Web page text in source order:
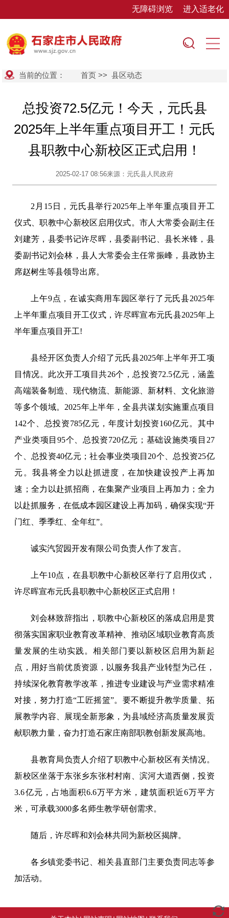
无障碍浏览 进入适老化
当前的位置： 首页 >>县区动态
总投资72.5亿元！今天，元氏县
2025年上半年重点项目开工！元氏
县职教中心新校区正式启用！
2025-02-17 08:56来源：元氏县人民政府
2月15日，元氏县举行2025年上半年重点项目开工
仪式、职教中心新校区启用仪式。市人大常委会副主任
刘建芳，县委书记许尽晖，县委副书记、县长米锋，县
委副书记刘会林，县人大常委会主任常振峰，县政协主
席赵树生等县领导出席。
上午9点，在诚实商用车园区举行了元氏县2025年
上半年重点项目开工仪式，许尽晖宣布元氏县2025年上
半年重点项目开工!
县经开区负责人介绍了元氏县2025年上半年开工项
目情况。此次开工项目共26个，总投资72.5亿元，涵盖
高端装备制造、现代物流、新能源、新材料、文化旅游
等多个领域。2025年上半年，全县共谋划实施重点项目
142个、总投资785亿元，年度计划投资160亿元。其中
产业类项目95个、总投资720亿元；基础设施类项目27
个、总投资40亿元；社会事业类项目20个、总投资25亿
元。我县将全力以赴抓进度，在加快建设投产上再加
速；全力以赴抓招商，在集聚产业项目上再加力；全力
以赴抓服务，在低成本园区建设上再加码，确保实现“开
门红、季季红、全年红”。
诚实汽贸园开发有限公司负责人作了发言。
上午10点，在县职教中心新校区举行了启用仪式，
许尽晖宣布元氏县职教中心新校区正式启用！
刘会林致辞指出，职教中心新校区的落成启用是贯
彻落实国家职业教育改革精神、推动区域职业教育高质
量发展的生动实践。相关部门要以新校区启用为新起
点，用好当前优质资源，以服务我县产业转型为己任，
持续深化教育教学改革，推进专业建设与产业需求精准
对接，努力打造“工匠摇篮”。要不断提升教学质量、拓
展教学内容、展现全新形象，为县域经济高质量发展贡
献职教力量，奋力打造石家庄南部职教创新发展高地。
县教育局负责人介绍了职教中心新校区有关情况。
新校区坐落于东张乡东张村村南、滨河大道西侧，投资
3.6亿元，占地面积6.6万平方米，建筑面积近6万平方
米，可承载3000多名师生教学研创需求。
随后，许尽晖和刘会林共同为新校区揭牌。
各乡镇党委书记、相关县直部门主要负责同志等参
加活动。